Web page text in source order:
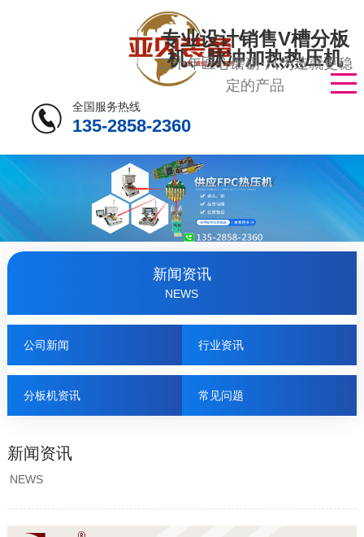
专业设计销售V槽分板
机、脉冲加热热压机
二十年匠心磨砺·只为造就更稳
定的产品
全国服务热线
135-2858-2360
新闻资讯
NEWS
公司新闻 行业资讯
分板机资讯 常见问题
新闻资讯
NEWS